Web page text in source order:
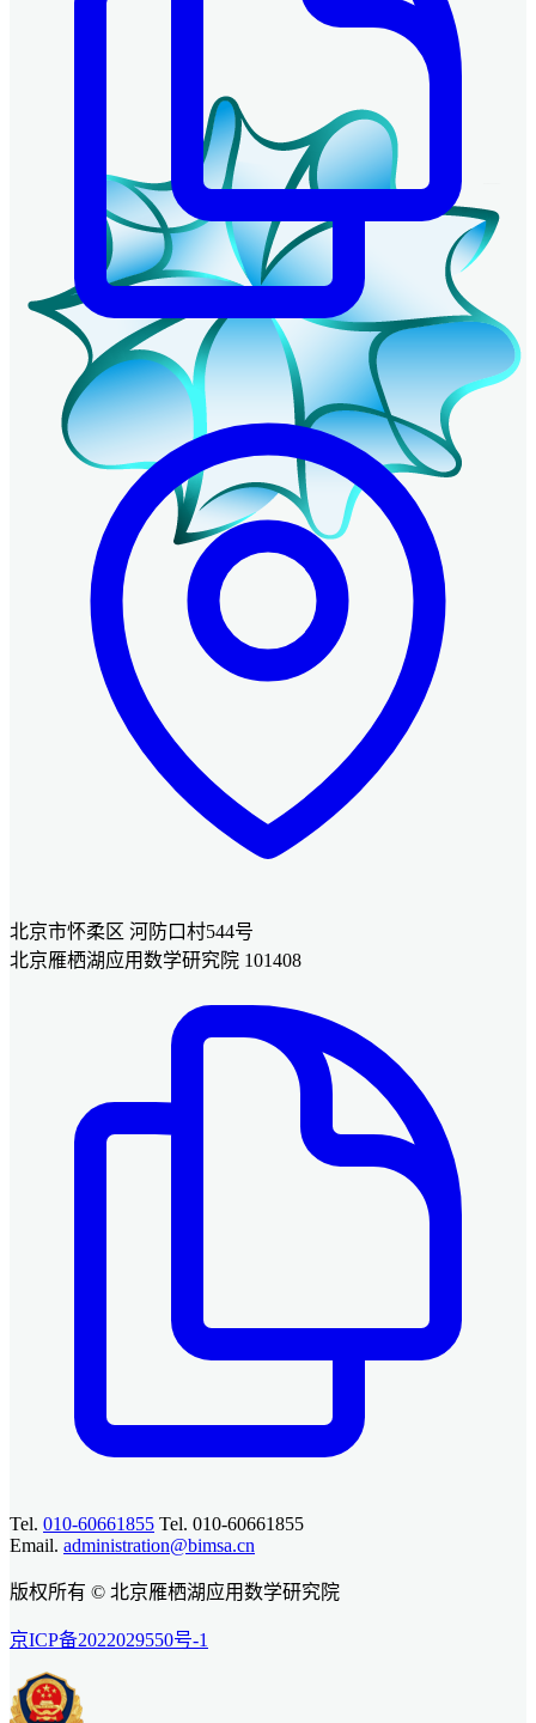
北京市怀柔区 河防口村544号
北京雁栖湖应用数学研究院 101408
Tel. 010-60661855 Tel. 010-60661855
Email. administration@bimsa.cn
版权所有 © 北京雁栖湖应用数学研究院
京ICP备2022029550号-1